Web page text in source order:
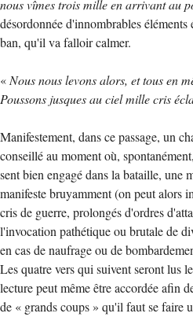
nous vîmes trois mille en arrivant au
désordonnée d'innombrables
ban, qu'il va falloir calmer.
«Nous nous levons alors, et tous en
Poussons jusques au ciel mille cris
Manifestement, dans ce passage, un
conseillé au moment où,
sent bien engagé dans la bataille, une
manifeste bruyamment (on peut alors
cris de guerre, prolongés d'ordres
l'invocation pathétique ou brutale de
en cas de naufrage ou de
Les quatre vers qui suivent seront lus
lecture peut même être accordée afin
de « grands coups » qu'il faut se faire